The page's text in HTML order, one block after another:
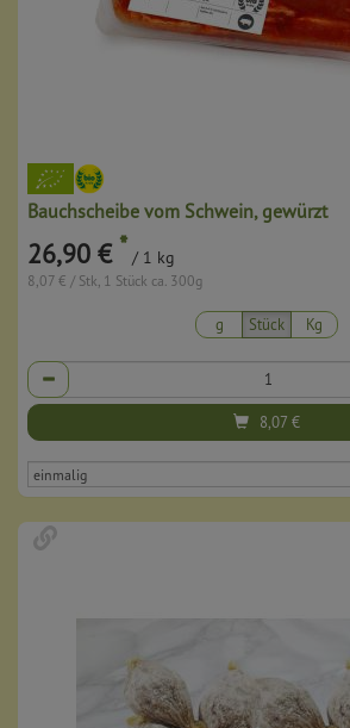
Bauchscheibe vom Schwein, gewürzt
26,90 € * / 1 kg
8,07 € / Stk, 1 Stück ca. 300g
g Stück Kg
Anzahl
8,07 €